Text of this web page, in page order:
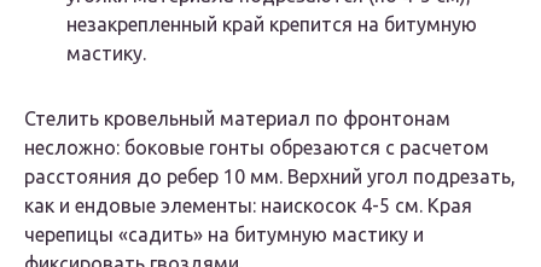
незакрепленный край крепится на битумную
мастику.
Стелить кровельный материал по фронтонам
несложно: боковые гонты обрезаются с расчетом
расстояния до ребер 10 мм. Верхний угол подрезать,
как и ендовые элементы: наискосок 4-5 см. Края
черепицы «садить» на битумную мастику и